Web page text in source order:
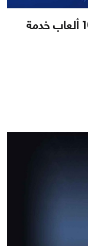
بحلول مارس 2026، ستصدر سوني 10 ألعاب خدمة